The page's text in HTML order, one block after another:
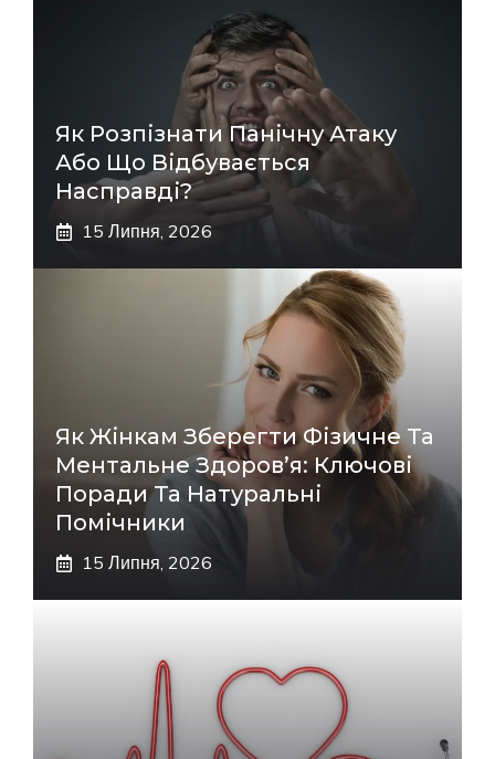
Як Розпізнати Панічну Атаку
Або Що Відбувається
Насправді?
15 Липня, 2026
Як Жінкам Зберегти Фізичне Та
Ментальне Здоров’я: Ключові
Поради Та Натуральні
Помічники
15 Липня, 2026